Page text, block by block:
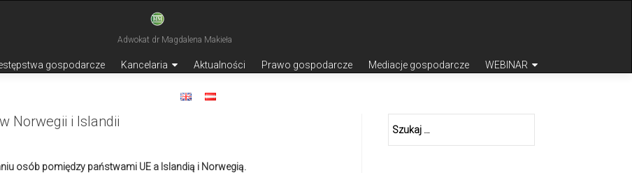
gospodarcze Kancelaria Aktualności Prawo gospodarcze Mediacje gospodarcze WEBINAR
Norwegii i Islandii
osób pomiędzy państwami UE a Islandią i Norwegią.